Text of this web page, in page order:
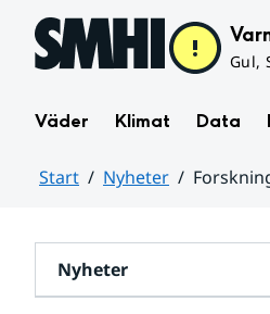
Hoppa till sidans innehåll
Gul,
Väder Klimat Data
Start Nyheter
Nyheter